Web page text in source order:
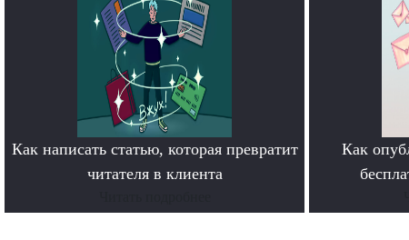
Как написать статью, которая превратит
читателя в клиента
Как